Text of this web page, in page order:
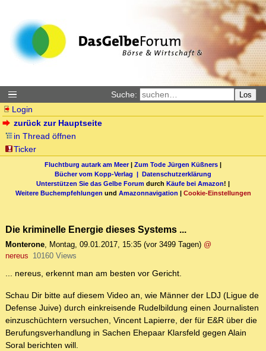
Suche: Los
Login
zurück zur Hauptseite
in Thread öffnen
Ticker
Fluchtburg autark am Meer| Zum Tode Jürgen Küßners |
Bücher vom Kopp-Verlag | Datenschutzerklärung
Unterstützen Sie das Gelbe Forum durch Käufe bei Amazon! |
Weitere Buchempfehlungen und Amazonnavigation | Cookie-Einstellungen
Die kriminelle Energie dieses Systems ...
Monterone, Montag, 09.01.2017, 15:35 (vor 3499 Tagen) @
nereus 10160 Views
... nereus, erkennt man am besten vor Gericht.
Schau Dir bitte auf diesem Video an, wie Männer der LDJ (Ligue de
Defense Juive) durch einkreisende Rudelbildung einen Journalisten
einzuschüchtern versuchen, Vincent Lapierre, der für E&R über die
Berufungsverhandlung in Sachen Ehepaar Klarsfeld gegen Alain
Soral berichten will.